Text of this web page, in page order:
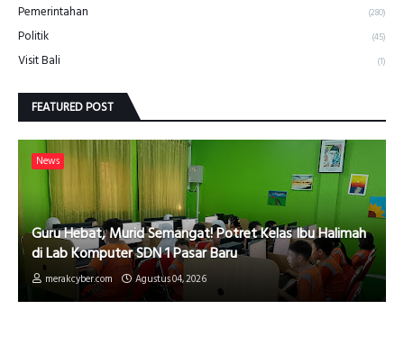
Pemerintahan (280)
Politik (45)
Visit Bali (1)
FEATURED POST
News
Guru Hebat, Murid Semangat! Potret Kelas Ibu Halimah
di Lab Komputer SDN 1 Pasar Baru
merakcyber.com Agustus 04, 2026